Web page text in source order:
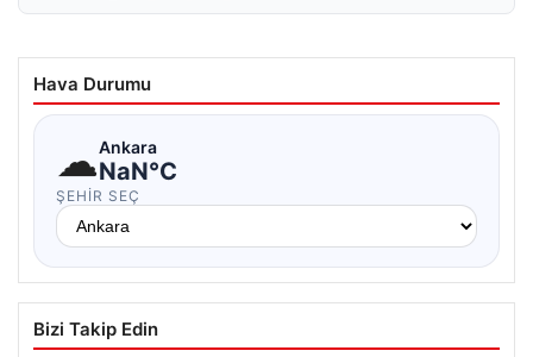
Hava Durumu
☁Ankara
NaN°C
ŞEHIR SEÇ
Bizi Takip Edin